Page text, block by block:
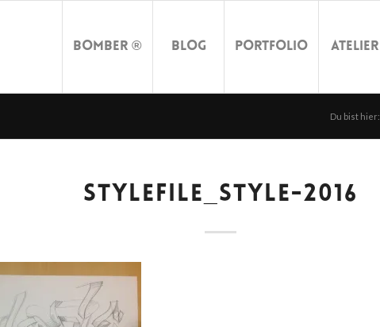
Bomber ® Blog Portfolio Atelier
Du bist hier:
STYLEFILE_STYLE-2016